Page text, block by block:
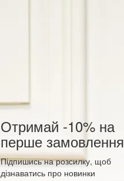
Отримай -10% на
перше замовлення
Підпишись на розсилку, щоб
дізнаватись про новинки